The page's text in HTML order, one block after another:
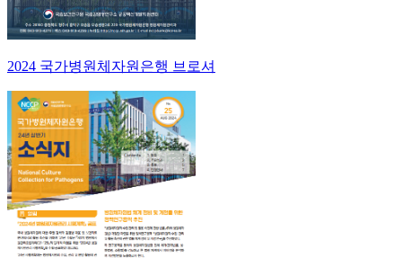
2024 국가병원체자원은행 브로셔